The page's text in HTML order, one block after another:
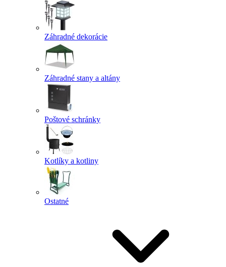
Záhradné dekorácie
Záhradné stany a altány
Poštové schránky
Kotlíky a kotliny
Ostatné